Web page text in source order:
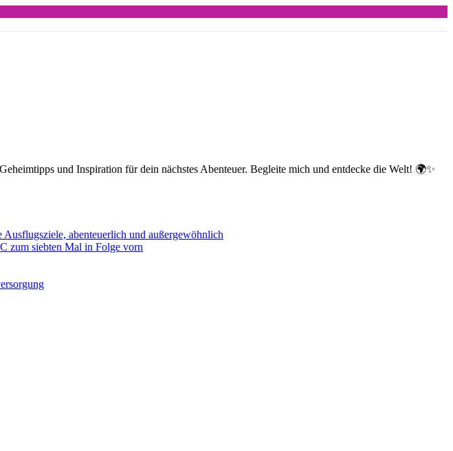
und Inspiration für dein nächstes Abenteuer. Begleite mich und entdecke die Welt! 🌍✨
abenteuerlich und außergewöhnlich
zum siebten Mal in Folge vorn